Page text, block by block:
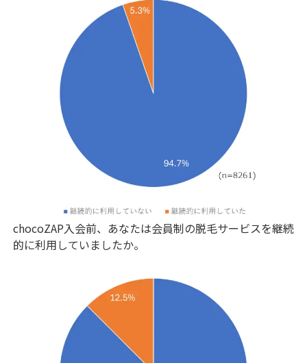
chocoZAP入会前、あなたは会員制の脱毛サービスを継続
的に利用していましたか。